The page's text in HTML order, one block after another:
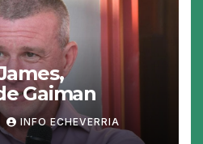
Gaiman
INFO ECHEVERRIA